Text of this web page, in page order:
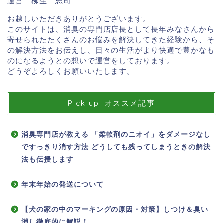
お越しいただきありがとうございます。
このサイトは、消臭の専門店店長として長年みなさんから
寄せられたたくさんのお悩みを解決してきた経験から、そ
の解決方法をお伝えし、日々の生活がより快適で豊かなも
のになるようとの想いで運営をしております。
どうぞよろしくお願いいたします。
Pick up! オススメ記事
消臭専門店が教える 「柔軟剤のニオイ」をダメージなし
ですっきり消す方法 どうしても残ってしまうときの解決
法も伝授します
年末年始の発送について
【犬の家の中のマーキングの原因・対策】しつけ＆臭い